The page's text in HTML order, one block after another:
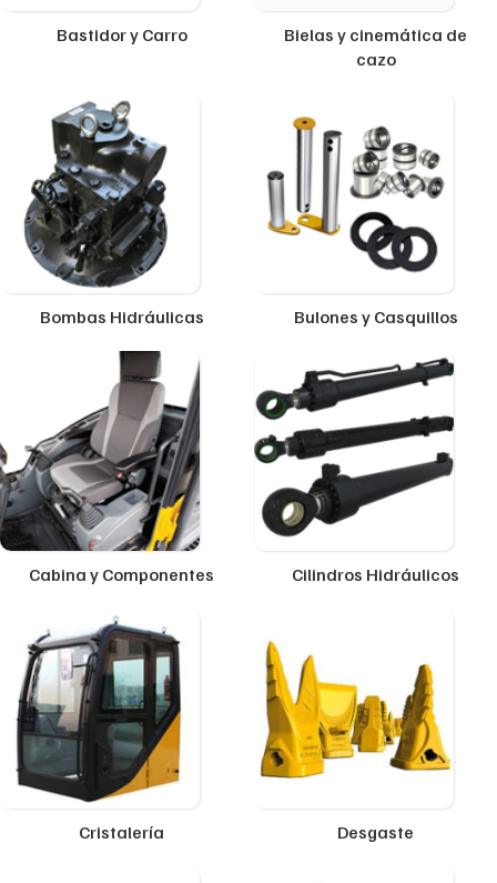
Bastidor y Carro
Bielas y cinemática de
cazo
Bombas Hidráulicas Bulones y Casquillos
Cabina y Componentes Cilindros Hidráulicos
Cristalería Desgaste